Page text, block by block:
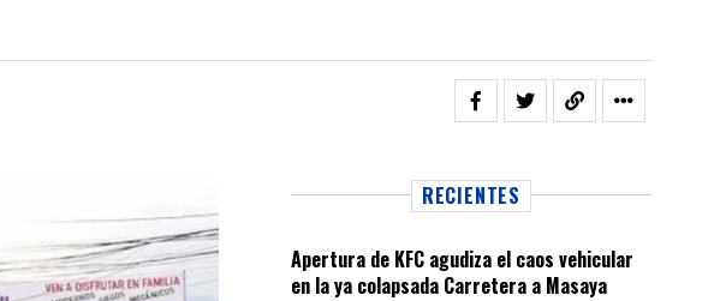
RECIENTES
Apertura de KFC agudiza el caos vehicular
en la ya colapsada Carretera a Masaya